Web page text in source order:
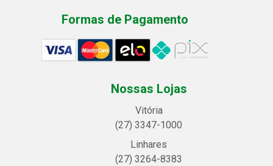
Formas de Pagamento
Nossas Lojas
Vitória
(27) 3347-1000
Linhares
(27) 3264-8383